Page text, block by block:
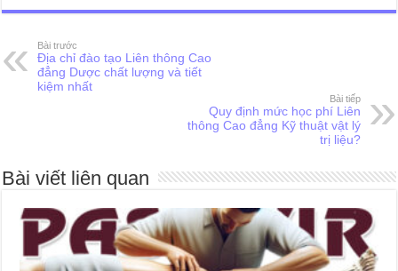
Bài trước
Địa chỉ đào tạo Liên thông Cao
đẳng Dược chất lượng và tiết
kiệm nhất
Bài tiếp
Quy định mức học phí Liên
thông Cao đẳng Kỹ thuật vật lý
trị liệu?
Bài viết liên quan